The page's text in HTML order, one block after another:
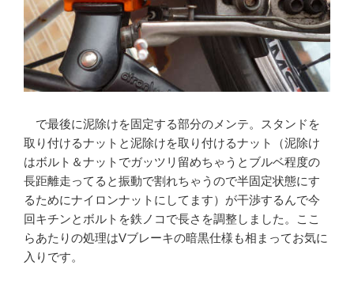
で最後に泥除けを固定する部分のメンテ。スタンドを
取り付けるナットと泥除けを取り付けるナット（泥除け
はボルト＆ナットでガッツリ留めちゃうとブルベ程度の
長距離走ってると振動で割れちゃうので半固定状態にす
るためにナイロンナットにしてます）が干渉するんで今
回キチンとボルトを鉄ノコで長さを調整しました。ここ
らあたりの処理はVブレーキの暗黒仕様も相まってお気に
入りです。